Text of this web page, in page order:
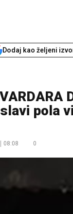
Dodaj kao željeni
pola
08:08 0